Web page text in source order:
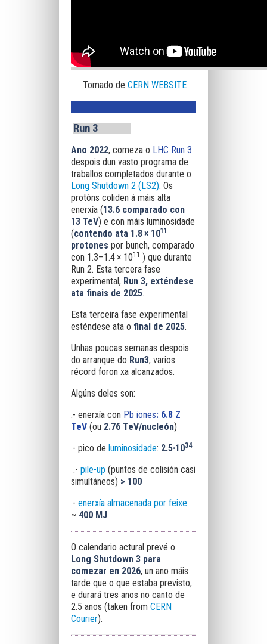
Tomado de CERN WEBSITE
Run 3
Ano 2022, comeza o LHC Run 3
despois dun vasto programa de
traballos completados durante o
Long Shutdown 2 (LS2). Os
protóns coliden á máis alta
enerxía (13.6 comparado con
13 TeV) e con máis luminosidade
(contendo ata 1.8 × 1011
protones por bunch, comparado
con 1.3–1.4 × 1011 ) que durante
Run 2. Esta tercera fase
experimental, Run 3, exténdese
ata finais de 2025.
Esta terceira fase experimental
esténdese ata o final de 2025.
Unhas poucas semanas despois
do arranque do Run3, varios
récord foron xa alcanzados.
Algúns deles son:
.- enerxía con Pb iones: 6.8 Z
TeV (ou 2.76 TeV/nucleón)
.- pico de luminosidade: 2.5·1034
.- pile-up (puntos de colisión casi
simultáneos) > 100
.- enerxía almacenada por feixe:
~ 400 MJ
O calendario actural prevé o
Long Shutdown 3 para
comezar en 2026, un ano máis
tarde que o que estaba previsto,
e durará tres anos no canto de
2.5 anos (taken from CERN
Courier).